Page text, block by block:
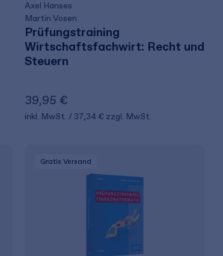
Axel Hanses
Martin Vosen
Prüfungstraining
Wirtschaftsfachwirt: Recht und
Steuern
39,95 €
inkl. MwSt. 37,34 € zzgl. MwSt.
Gratis Versand